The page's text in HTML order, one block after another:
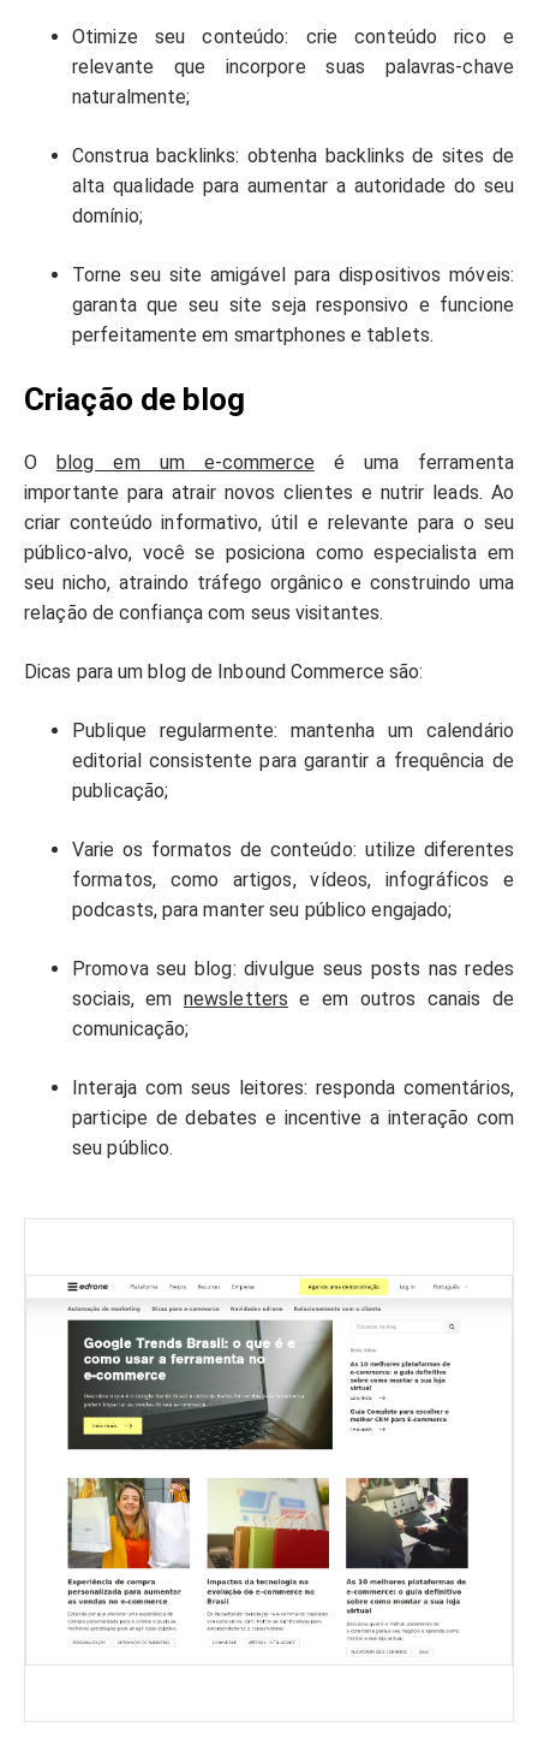
Otimize seu conteúdo: crie conteúdo rico e
relevante que incorpore suas palavras-chave
naturalmente;
Construa backlinks: obtenha backlinks de sites de
alta qualidade para aumentar a autoridade do seu
domínio;
Torne seu site amigável para dispositivos móveis:
garanta que seu site seja responsivo e funcione
perfeitamente em smartphones e tablets.
Criação de blog
O blog em um e-commerceé uma ferramenta
importante para atrair novos clientes e nutrir leads. Ao
criar conteúdo informativo, útil e relevante para o seu
público-alvo, você se posiciona como especialista em
seu nicho, atraindo tráfego orgânico e construindo uma
relação de confiança com seus visitantes.
Dicas para um blog de Inbound Commerce são:
Publique regularmente: mantenha um calendário
editorial consistente para garantir a frequência de
publicação;
Varie os formatos de conteúdo: utilize diferentes
formatos, como artigos, vídeos, infográficos e
podcasts, para manter seu público engajado;
Promova seu blog: divulgue seus posts nas redes
sociais, em newsletters e em outros canais de
comunicação;
Interaja com seus leitores: responda comentários,
participe de debates e incentive a interação com
seu público.